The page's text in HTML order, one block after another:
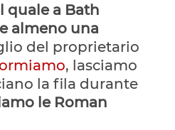
quale a Bath
almeno una
del proprietario
, lasciamo
la fila durante
le Roman